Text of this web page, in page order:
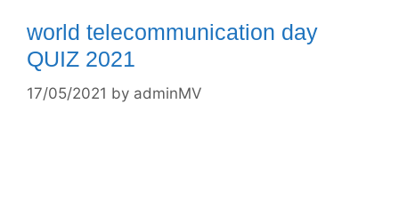
world telecommunication day
QUIZ 2021
17/05/2021 by adminMV